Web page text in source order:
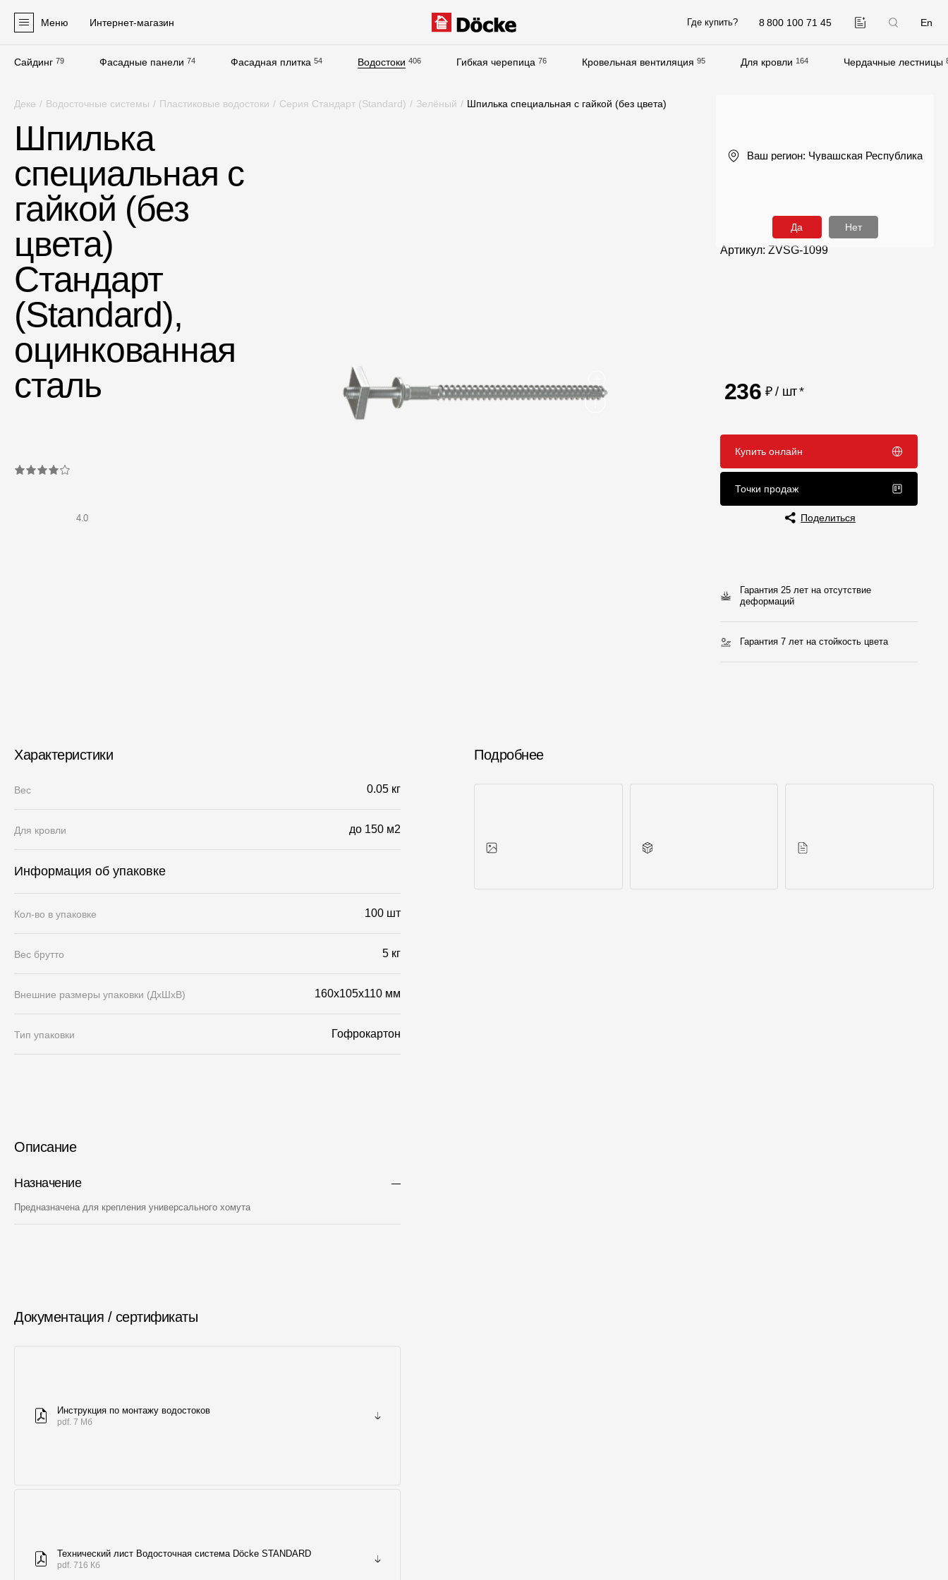
8 800 100 71 45 En
Меню Интернет-магазин Где купить?
Сайдинг 79 Фасадные панели 74 Фасадная плитка 54 Водостоки 406 Гибкая черепица 76 Кровельная вентиляция 95 Для кровли 164 Чердачные лестницы
Софиты
Фасадные панели
Фасадная плитка
Комплектующие для фасадов
Пленки и мембраны
Мягкая кровля
Однослойная черепица
Ламинированная черепица
Комплектующие к кровле
Металлические водосточные
Сервисы
Отправка рекламации
Деке / Водосточные системы / Пластиковые водостоки / Серия Стандарт (Standard) / Зелёный / Шпилька специальная с гайкой (без цвета)
Шпилька
специальная с
гайкой (без
цвета)
Стандарт
(Standard),
оцинкованная
сталь
4.0
Артикул: ZVSG-1099
236 ₽ / шт*
Гарантия 25 лет на отсутствие
деформаций
Гарантия 7 лет на стойкость цвета
Купить онлайн
Точки продаж
Поделиться
Характеристики
Вес 0.05 кг
Для кровли до 150 м2
Информация об упаковке
Кол-во в упаковке 100 шт
Вес брутто 5 кг
Внешние размеры упаковки (ДхШхВ) 160x105x110 мм
Тип упаковки Гофрокартон
Описание
Назначение
Предназначена для крепления универсального хомута
Документация / сертификаты
Инструкция по монтажу водостоков
pdf. 7 Мб
Технический лист Водосточная система Döcke STANDARD
pdf. 716 Кб
Подробнее
Ваш регион: Чувашская Республика
Да Нет